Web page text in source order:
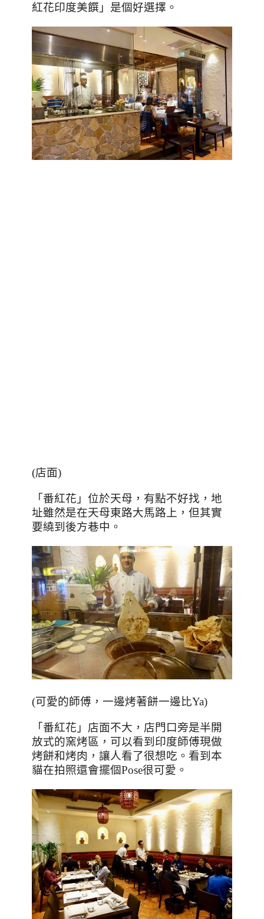
紅花印度美饌」是個好選擇。
(店面)
「番紅花」位於天母，有點不好找，地
址雖然是在天母東路大馬路上，但其實
要繞到後方巷中。
(可愛的師傅，一邊烤著餅一邊比Ya)
「番紅花」店面不大，店門口旁是半開
放式的窯烤區，可以看到印度師傅現做
烤餅和烤肉，讓人看了很想吃。看到本
貓在拍照還會擺個Pose很可愛。